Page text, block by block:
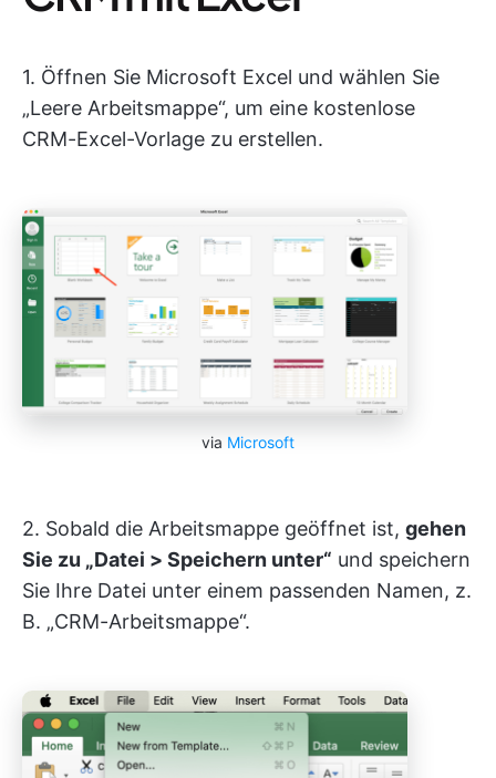
1. Öffnen Sie Microsoft Excel und wählen Sie
„Leere Arbeitsmappe“, um eine kostenlose
CRM-Excel-Vorlage zu erstellen.
via Microsoft
2. Sobald die Arbeitsmappe geöffnet ist, gehen
Sie zu „Datei > Speichern unter“ und speichern
Sie Ihre Datei unter einem passenden Namen, z.
B. „CRM-Arbeitsmappe“.